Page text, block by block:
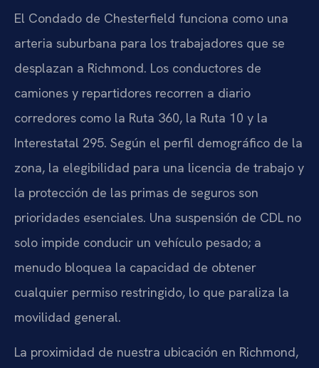
El Condado de Chesterfield funciona como una
arteria suburbana para los trabajadores que se
desplazan a Richmond. Los conductores de
camiones y repartidores recorren a diario
corredores como la Ruta 360, la Ruta 10 y la
Interestatal 295. Según el perfil demográfico de la
zona, la elegibilidad para una licencia de trabajo y
la protección de las primas de seguros son
prioridades esenciales. Una suspensión de CDL no
solo impide conducir un vehículo pesado; a
menudo bloquea la capacidad de obtener
cualquier permiso restringido, lo que paraliza la
movilidad general.
La proximidad de nuestra ubicación en Richmond,